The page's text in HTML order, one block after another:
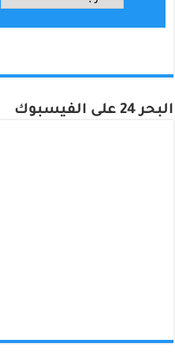
البحر 24 على الفيسبوك